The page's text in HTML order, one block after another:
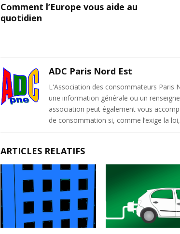
Comment l’Europe vous aide au
quotidien
ADC Paris Nord Est
L'Association des consommateurs
une information générale ou un
association peut également vous
de consommation si, comme l’exige la
ARTICLES RELATIFS